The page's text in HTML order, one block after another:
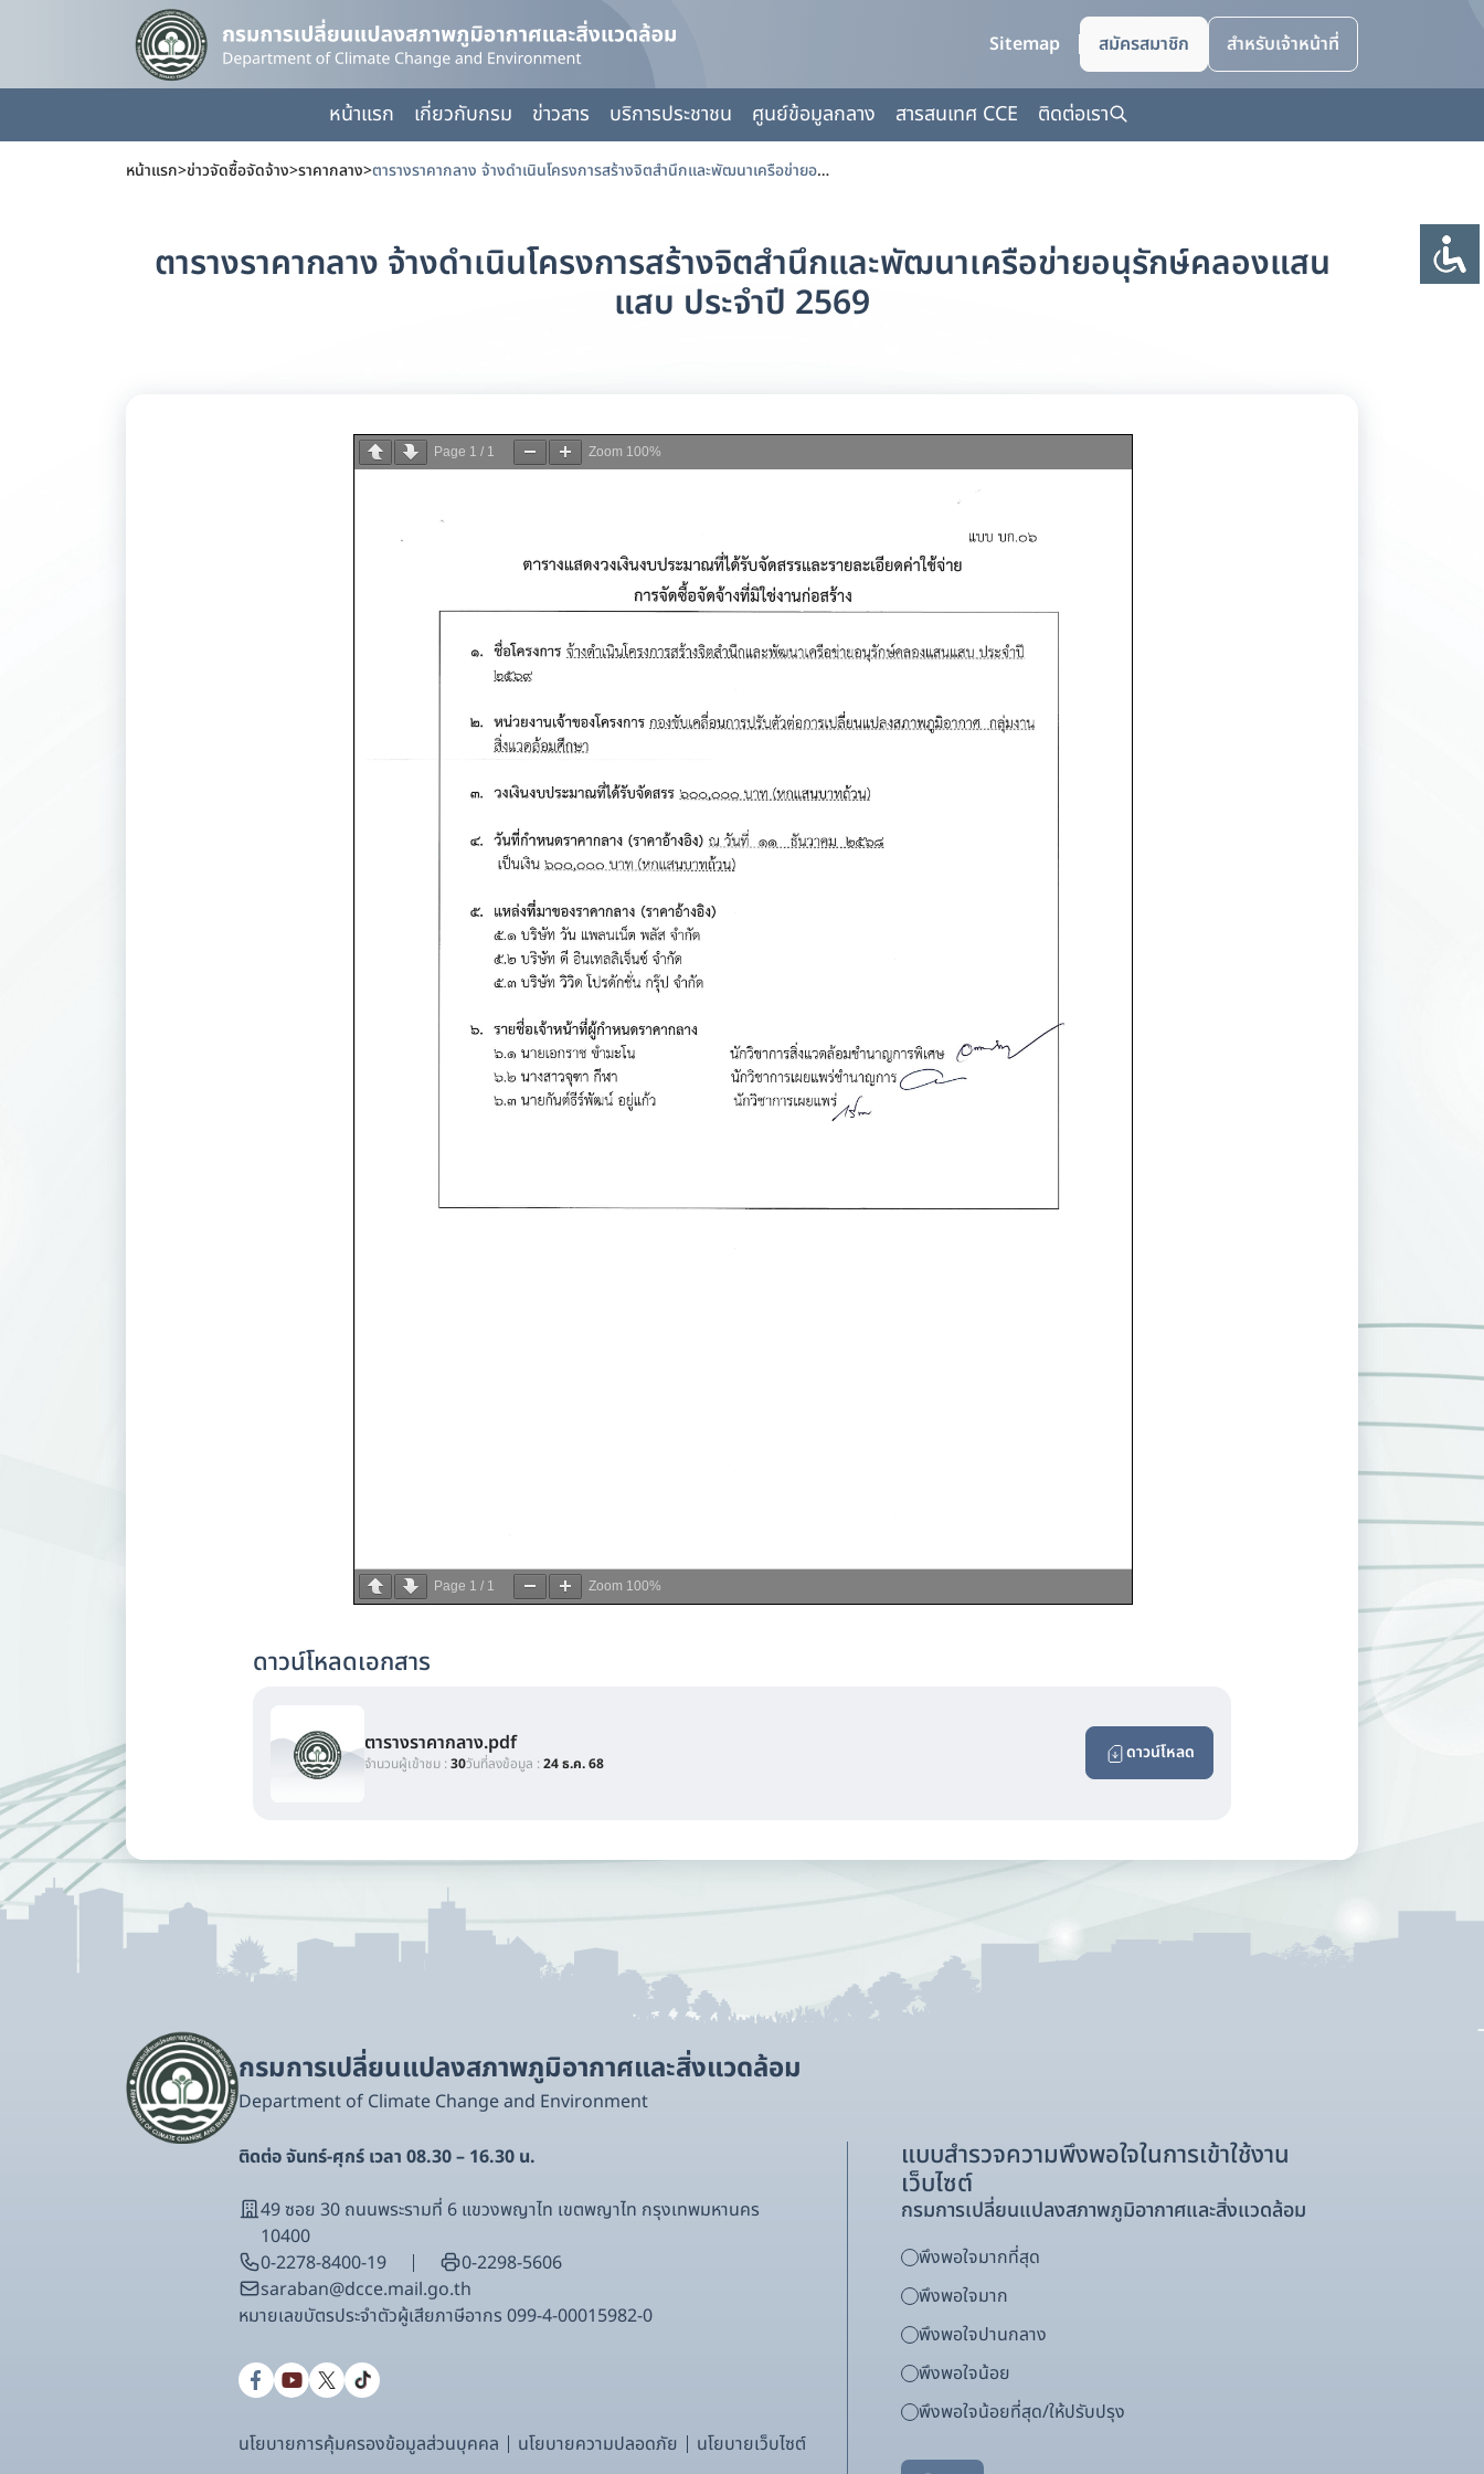
Sitemap สมัครสมาชิก สำหรับเจ้าหน้าที่
หน้าแรก เกี่ยวกับกรม ข่าวสาร บริการประชาชน ศูนย์ข้อมูลกลาง สารสนเทศ CCE ติดต่อเรา
หน้าแรก>ข่าวจัดซื้อจัดจ้าง>ราคากลาง> ตารางราคากลาง จ้างดำเนินโครงการสร้างจิตสำนึกและพัฒนาเครือข่ายอนุรักษ์คลองแสนแสบ ประจำปี 2569
ตารางราคากลาง จ้างดำเนินโครงการสร้างจิตสำนึกและพัฒนาเครือข่ายอนุรักษ์คลองแสน
แสบ ประจำปี 2569
Page 1 / 1 Zoom 100%
Page 1 / 1 Zoom 100%
ดาวน์โหลดเอกสาร
ตารางราคากลาง.pdf
จำนวนผู้เข้าชม :30วันที่ลงข้อมูล :24 ธ.ค. 68 ดาวน์โหลด
กรมการเปลี่ยนแปลงสภาพภูมิอากาศและสิ่งแวดล้อม
Department of Climate Change and Environment
ติดต่อ จันทร์-ศุกร์ เวลา 08.30 – 16.30 น.
49 ซอย 30 ถนนพระรามที่ 6 แขวงพญาไท เขตพญาไท กรุงเทพมหานคร
10400
0-2278-8400-19
0-2298-5606
saraban@dcce.mail.go.th
หมายเลขบัตรประจําตัวผู้เสียภาษีอากร 099-4-00015982-0
นโยบายการคุ้มครองข้อมูลส่วนบุคคล นโยบายความปลอดภัย นโยบายเว็บไซต์
แบบสำรวจความพึงพอใจในการเข้าใช้งาน
เว็บไซต์
กรมการเปลี่ยนแปลงสภาพภูมิอากาศและสิ่งแวดล้อม
พึงพอใจมากที่สุด
พึงพอใจมาก
พึงพอใจปานกลาง
พึงพอใจน้อย
พึงพอใจน้อยที่สุด/ให้ปรับปรุง